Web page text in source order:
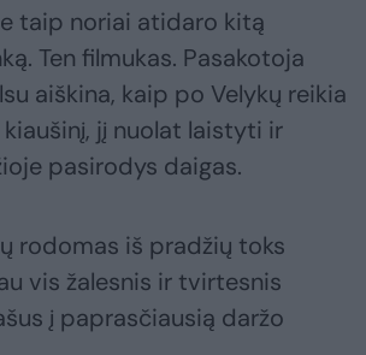
taip noriai atidaro kitą
Ten filmukas. Pasakotoja
aiškina, kaip po Velykų reikia
jį nuolat laistyti ir
pasirodys daigas.
rodomas iš pradžių toks
vis žalesnis ir tvirtesnis
į paprasčiausią daržo